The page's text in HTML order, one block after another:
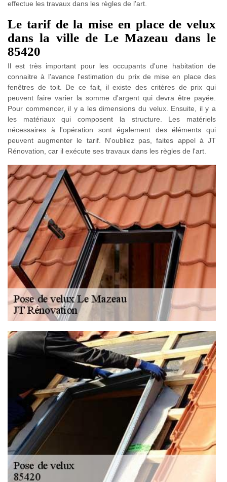
effectue les travaux dans les règles de l'art.
Le tarif de la mise en place de velux
dans la ville de Le Mazeau dans le
85420
Il est très important pour les occupants d'une habitation de
connaitre à l'avance l'estimation du prix de mise en place des
fenêtres de toit. De ce fait, il existe des critères de prix qui
peuvent faire varier la somme d'argent qui devra être payée.
Pour commencer, il y a les dimensions du velux. Ensuite, il y a
les matériaux qui composent la structure. Les matériels
nécessaires à l'opération sont également des éléments qui
peuvent augmenter le tarif. N'oubliez pas, faites appel à JT
Rénovation, car il exécute ses travaux dans les règles de l'art.